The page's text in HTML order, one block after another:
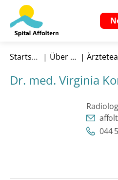
Startseite Über uns
Dr. med. Virginia
044